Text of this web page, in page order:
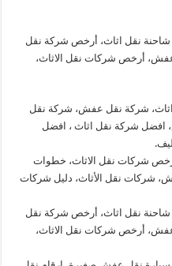
شاحنة نقل اثاث، أرخص شركة نقل
أرخص شركات نقل الاثاث،
اثاث، شركة نقل عفش، شركة نقل
افضل شركة نقل اثاث ، افضل
شركات نقل الاثاث، خطوات
شركات نقل الأثاث، دليل شركات
شاحنة نقل اثاث، أرخص شركة نقل
أرخص شركات نقل الاثاث،